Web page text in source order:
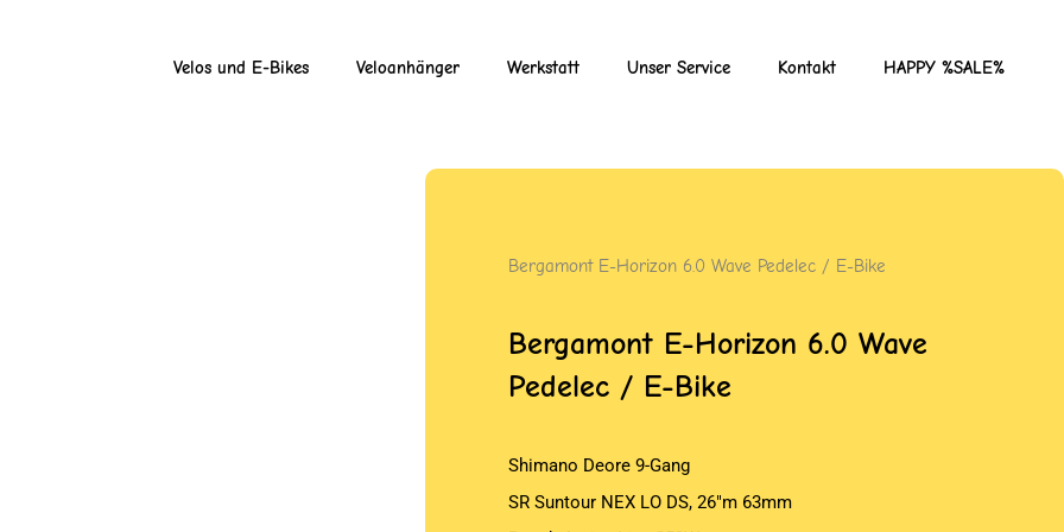
Velos und E-Bikes Veloanhänger Werkstatt Unser Service Kontakt HAPPY %SALE%
Bergamont E-Horizon 6.0 Wave Pedelec / E-Bike
Bergamont E-Horizon 6.0 Wave
Pedelec / E-Bike
Shimano Deore 9-Gang
SR Suntour NEX LO DS, 26″m 63mm